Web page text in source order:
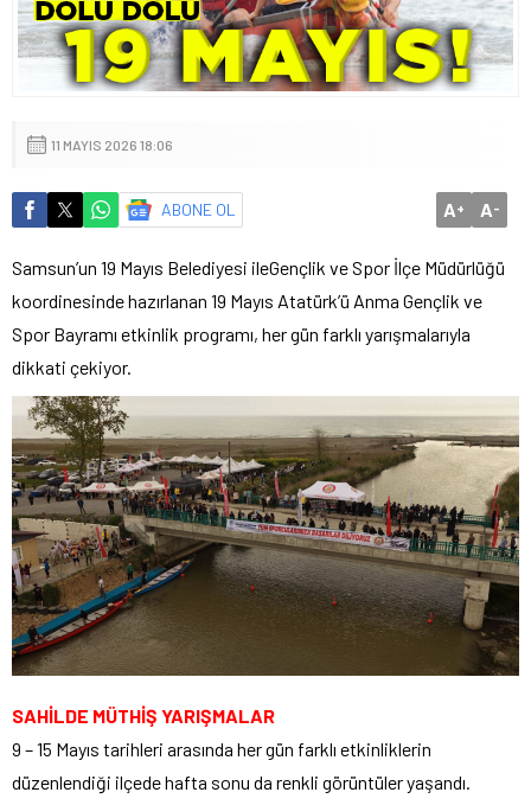
11 MAYIS 2026 18:06
ABONE OL A+ A-
Samsun’un 19 Mayıs Belediyesi ileGençlik ve Spor İlçe Müdürlüğü
koordinesinde hazırlanan 19 Mayıs Atatürk’ü Anma Gençlik ve
Spor Bayramı etkinlik programı, her gün farklı yarışmalarıyla
dikkati çekiyor.
SAHİLDE MÜTHİŞ YARIŞMALAR
9 – 15 Mayıs tarihleri arasında her gün farklı etkinliklerin
düzenlendiği ilçede hafta sonu da renkli görüntüler yaşandı.